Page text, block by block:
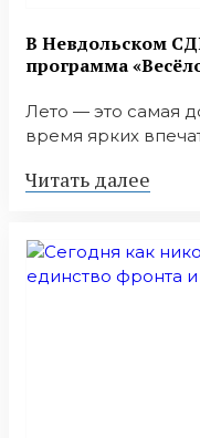
В Невдольском
программа
Лето — это самая
время ярких
Читать далее